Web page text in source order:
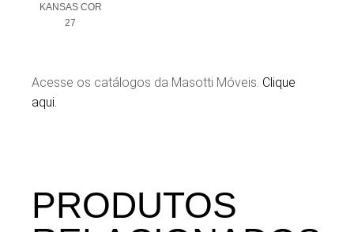
KANSAS COR
27
Acesse os catálogos da Masotti Móveis. Clique
aqui.
PRODUTOS